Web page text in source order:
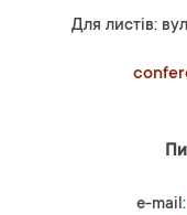
Для листів:
e-mail: